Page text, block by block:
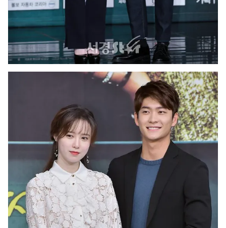
Nguyễn Trọng Ninh
024.38 355 931 - 024.38 355 932
Ðiện thoại Thời báo VTV:
Email:toasoan@vtv.vn
Liên hệ quảng cáo:024-7300.7108
® Cấm sao chép dưới mọi hình thức nếu không có sự chấp
thuận bằng văn bản. Ghi rõ nguồn VTV.vn khi phát hành lại
thông tin từ website này.